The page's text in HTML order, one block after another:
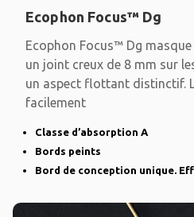
Ecophon Focus™ Dg
Ecophon Focus™ Dg
un joint creux de 8 mm sur
un aspect flottant distinctif.
facilement
Classe d’absorption A
Bords peints
Bord de conception unique.